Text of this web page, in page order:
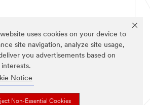
website uses cookies on your device to
site navigation, analyze site usage,
you advertisements based on
Notice
Non-Essential Cookies